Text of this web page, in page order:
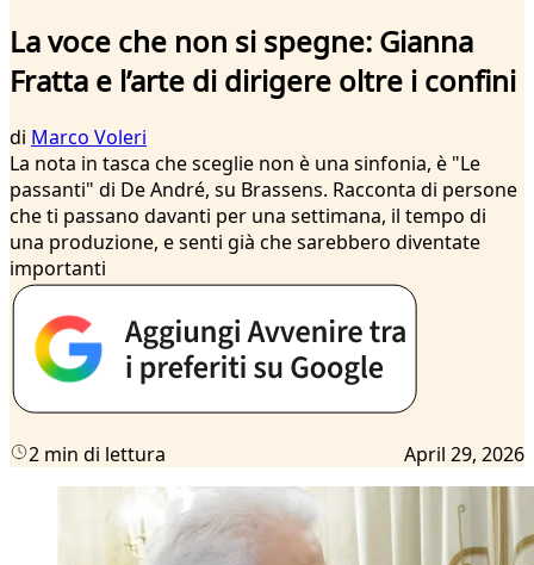
La voce che non si spegne: Gianna
Fratta e l’arte di dirigere oltre i confini
di Marco Voleri
La nota in tasca che sceglie non è una sinfonia, è "Le
passanti" di De André, su Brassens. Racconta di persone
che ti passano davanti per una settimana, il tempo di
una produzione, e senti già che sarebbero diventate
importanti
2 min di lettura April 29, 2026